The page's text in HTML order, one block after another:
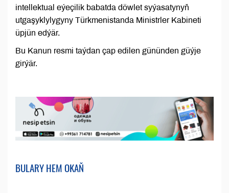
intellektual eýeçilik babatda döwlet syýasatynyň
utgaşyklylygyny Türkmenistanda Ministrler Kabineti
üpjün edýär.
Bu Kanun resmi taýdan çap edilen gününden güýje
girýär.
BULARY HEM OKAŇ